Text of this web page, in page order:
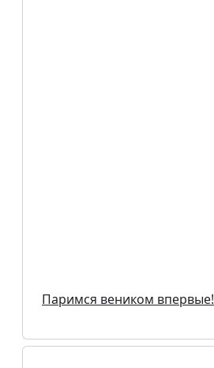
Паримся веником впервые!